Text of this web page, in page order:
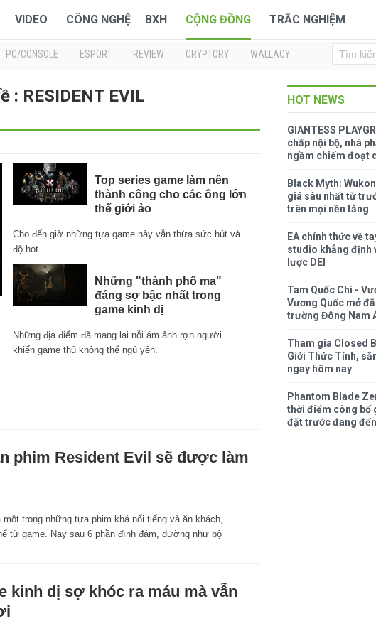
VIDEO CÔNG NGHỆ BXH CỘNG ĐỒNG TRẮC NGHIỆM
PC/CONSOLE ESPORT REVIEW CRYPTORY WALLACY
: RESIDENT EVIL
Top series game làm nên
thành công cho các ông lớn
thế giới ảo
Cho đến giờ những tựa game này vẫn thừa sức hút và
độ hot.
Những "thành phố ma"
đáng sợ bậc nhất trong
game kinh dị
Những địa điểm đã mang lại nỗi ám ảnh rợn người
khiến game thủ không thể ngủ yên.
phim Resident Evil sẽ được làm
một trong những tựa phim khá nổi tiếng và ăn khách,
từ game. Nay sau 6 phần đình đám, dường như bộ
kinh dị sợ khóc ra máu mà vẫn
HOT NEWS
GIANTESS
chấp nội bộ, nhà
ngầm chiếm đoạt
Black Myth:
giá sâu nhất từ
trên mọi nền tảng
EA chính thức về
studio khẳng định
lược DEI
Tam Quốc Chí -
Vương Quốc mở
trường Đông Nam
Tham gia Closed
Giới Thức Tỉnh,
ngay hôm nay
Phantom Blade
thời điểm công bố
đặt trước đang